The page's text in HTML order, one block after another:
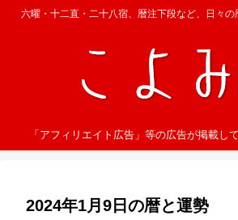
六曜・十二直・二十八宿、暦注下段など、日々
「アフィリエイト広告」等の広告が掲載し
2024年1月9日の暦と運勢